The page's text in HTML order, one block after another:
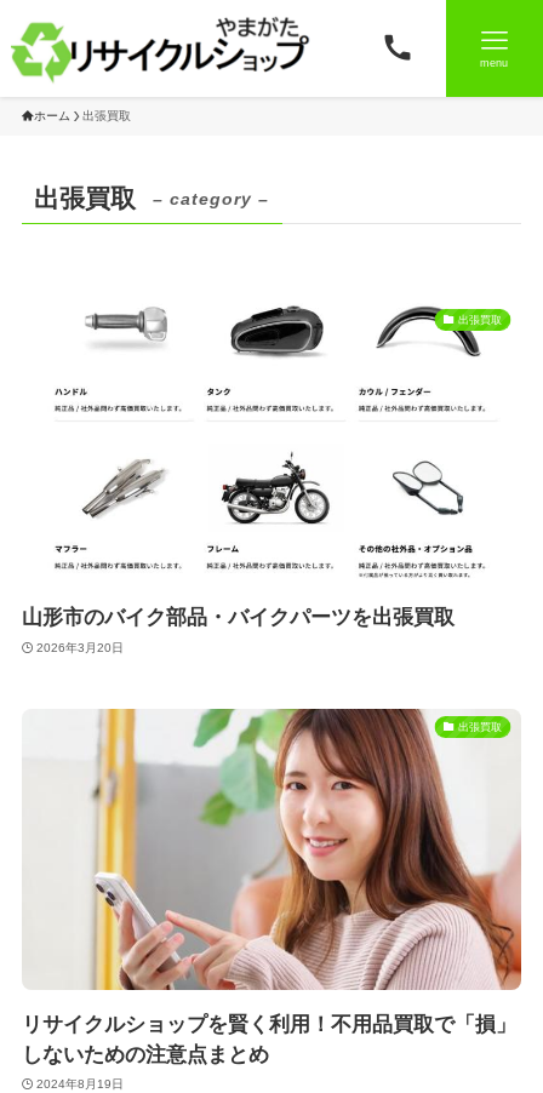
menu
ホーム 出張買取
出張買取 – category –
出張買取
山形市のバイク部品・バイクパーツを出張買取
2026年3月20日
出張買取
リサイクルショップを賢く利用！不用品買取で「損」
しないための注意点まとめ
2024年8月19日